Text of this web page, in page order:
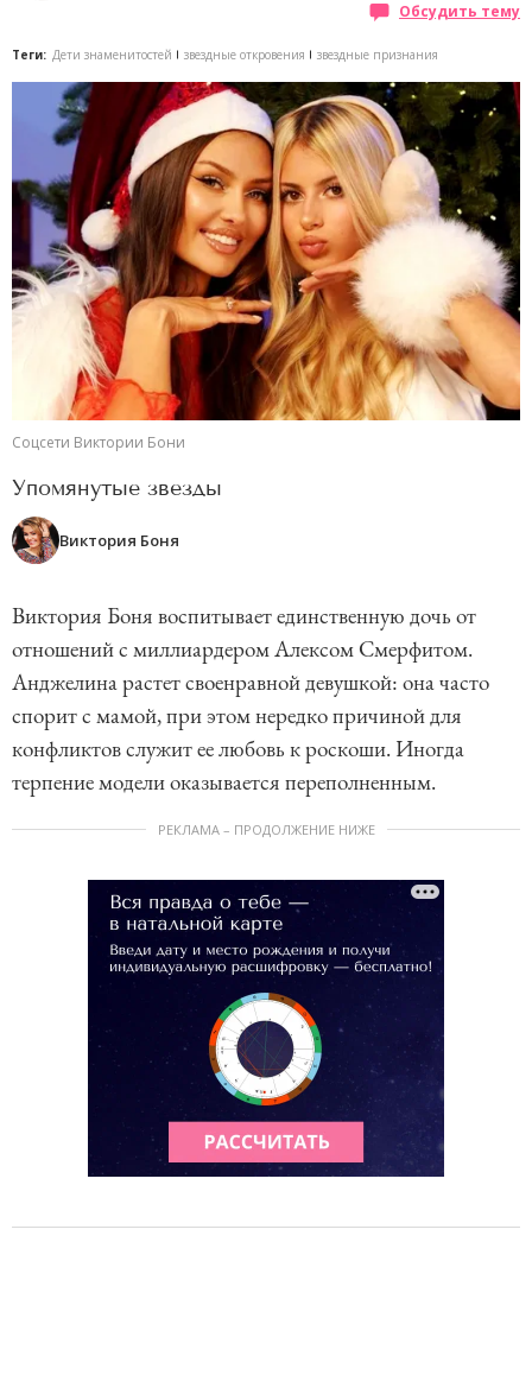
Обсудить тему
Теги: Дети знаменитостей звездные откровения звездные признания
Соцсети Виктории Бони
Упомянутые звезды
Виктория Боня
Виктория Боня воспитывает единственную дочь от
отношений с миллиардером Алексом Смерфитом.
Анджелина растет своенравной девушкой: она часто
спорит с мамой, при этом нередко причиной для
конфликтов служит ее любовь к роскоши. Иногда
терпение модели оказывается переполненным.
РЕКЛАМА – ПРОДОЛЖЕНИЕ НИЖЕ